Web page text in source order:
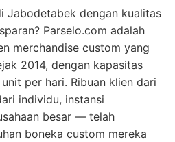
Jabodetabek dengan kualitas
Parselo.com adalah
merchandise custom yang
2014, dengan kapasitas
per hari. Ribuan klien dari
individu, instansi
besar — telah
boneka custom mereka